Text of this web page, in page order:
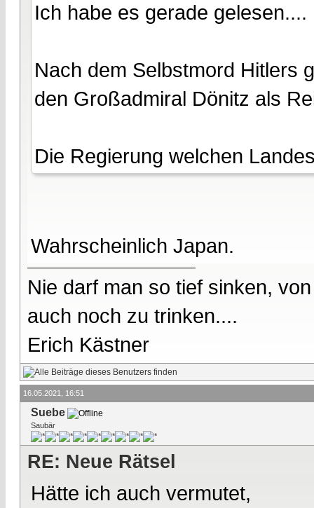
Ich habe es gerade gelesen....
Nach dem Selbstmord Hitlers
den Großadmiral Dönitz als
Die Regierung welchen
Wahrscheinlich Japan.
Nie darf man so tief sinken,
auch noch zu trinken....
Erich Kästner
16.05.2021, 16:51
Suebe
Saubär
RE: Neue Rätsel
Hätte ich auch vermutet,